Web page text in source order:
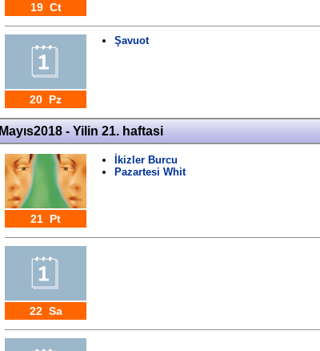
19 Ct
20 Pz
Şavuot
Mayıs2018 - Yilin 21. haftasi
21 Pt
İkizler Burcu
Pazartesi Whit
22 Sa